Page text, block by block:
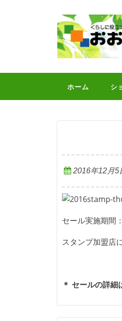
ス
ッ
ホーム シ
2016年12月5
セール実施期間
スタンプ加盟店
＊ セールの詳